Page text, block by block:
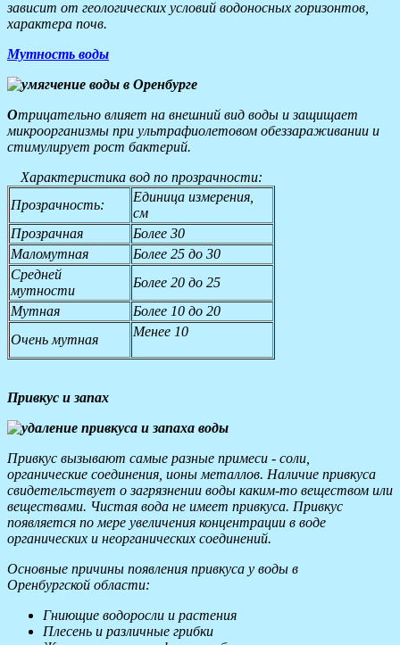
зависит от геологических условий водоносных горизонтов,
характера почв.
Мутность воды
Отрицательно влияет на внешний вид воды и защищает
микроорганизмы при ультрафиолетовом обеззараживании и
стимулирует рост бактерий.
Характеристика вод по прозрачности:
Прозрачность:
Единица измерения,
см
Прозрачная
Более 30
Маломутная
Более 25 до 30
Средней
мутности
Более 20 до 25
Мутная
Более 10 до 20
Очень мутная
Менее 10
Привкус и запах
Привкус вызывают самые разные примеси - соли,
органические соединения, ионы металлов. Наличие привкуса
свидетельствует о загрязнении воды каким-то веществом или
веществами. Чистая вода не имеет привкуса. Привкус
появляется по мере увеличения концентрации в воде
органических и неорганических соединений.
Основные причины появления привкуса у воды в
Оренбургской области:
Гниющие водоросли и растения
Плесень и различные грибки